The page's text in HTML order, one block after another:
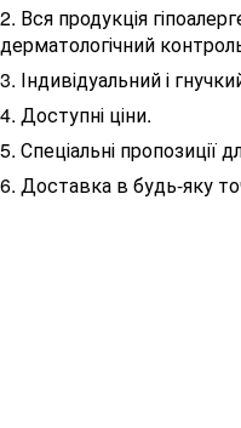
2. Вся продукція
дерматологічний
3. Індивідуальний і
4. Доступні ціни.
5. Спеціальні пропозиції
6. Доставка в будь-яку